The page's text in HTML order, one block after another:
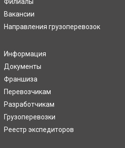
Вакансии
Направления грузоперевозок
Информация
Документы
Франшиза
Перевозчикам
Разработчикам
Грузоперевозки
Реестр экспедиторов